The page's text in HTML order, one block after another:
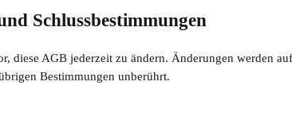
Schlussbestimmungen
diese AGB jederzeit zu ändern. Änderungen werden
Bestimmungen unberührt.